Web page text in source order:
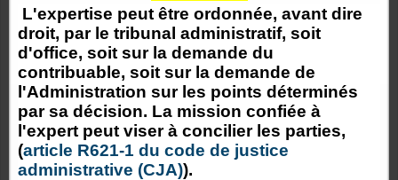
L'expertise peut être ordonnée, avant dire
droit, par le tribunal administratif, soit
d'office, soit sur la demande du
contribuable, soit sur la demande de
l'Administration sur les points déterminés
par sa décision. La mission confiée à
l'expert peut viser à concilier les parties,
(article R621-1 du code de justice
administrative (CJA)).